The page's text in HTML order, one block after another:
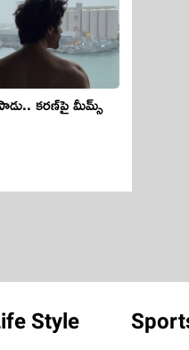
క‌ర‌ణ్‌పై మీమ్స్
Style